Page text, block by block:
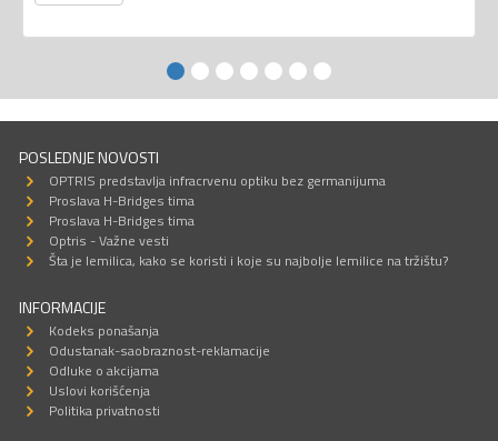
POSLEDNJE NOVOSTI
OPTRIS predstavlja infracrvenu optiku bez germanijuma
Proslava H-Bridges tima
Proslava H-Bridges tima
Optris - Važne vesti
Šta je lemilica, kako se koristi i koje su najbolje lemilice na tržištu?
INFORMACIJE
Kodeks ponašanja
Odustanak-saobraznost-reklamacije
Odluke o akcijama
Uslovi korišćenja
Politika privatnosti